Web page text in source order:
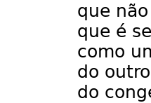
que
que é
como
do
do